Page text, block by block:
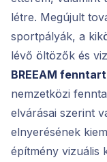
létre. Megújult
sportpályák, a
lévő öltözők és
BREEAM
nemzetközi
elvárásai szerint
elnyerésének
építmény vizuális